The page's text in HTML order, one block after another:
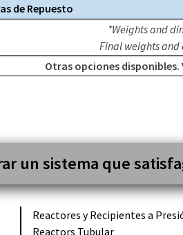
de Repuesto
*Weights and
Final weights and
Otras opciones disponibles.
un sistema que
Reactores yRecipientesa
Reactors Tubular